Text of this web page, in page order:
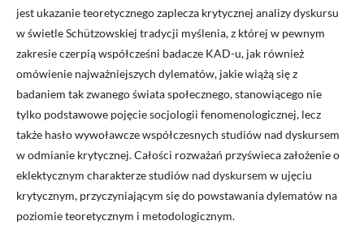
jest ukazanie teoretycznego zaplecza krytycznej analizy dyskursu
w świetle Schützowskiej tradycji myślenia, z której w pewnym
zakresie czerpią współcześni badacze KAD-u, jak również
omówienie najważniejszych dylematów, jakie wiążą się z
badaniem tak zwanego świata społecznego, stanowiącego nie
tylko podstawowe pojęcie socjologii fenomenologicznej, lecz
także hasło wywoławcze współczesnych studiów nad dyskursem
w odmianie krytycznej. Całości rozważań przyświeca założenie o
eklektycznym charakterze studiów nad dyskursem w ujęciu
krytycznym, przyczyniającym się do powstawania dylematów na
poziomie teoretycznym i metodologicznym.